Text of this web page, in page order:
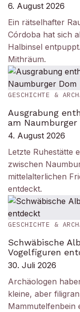
6. August 2026
Ein rätselhafter
Córdoba hat sich
Halbinsel
Mithräum.
GESCHICHTE &
Ausgrabung
am Naumburger
4. August 2026
Letzte Ruhestätte
zwischen
mittelalterlichen
entdeckt.
GESCHICHTE &
Schwäbische
Vogelfiguren
30. Juli 2026
Archäologen
kleine, aber
Mammutelfenbein